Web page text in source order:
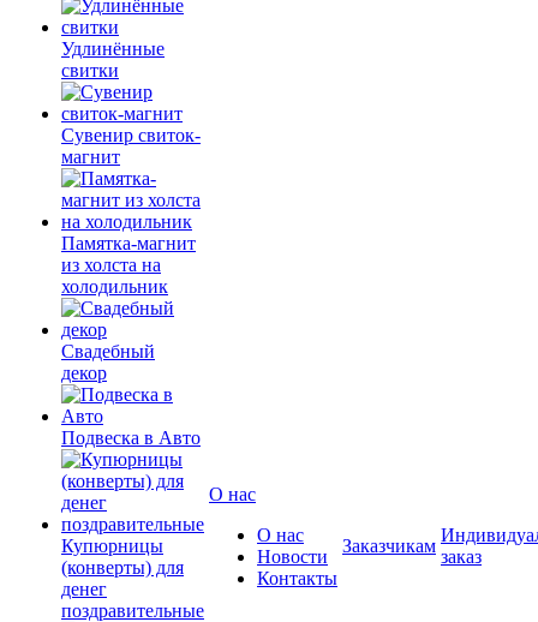
Удлинённые
свитки
Сувенир свиток-
магнит
Памятка-магнит
из холста на
холодильник
Свадебный
декор
Подвеска в Авто
Купюрницы
(конверты) для
денег
поздравительные
О нас
О нас
Новости
Контакты
Заказчикам
заказ